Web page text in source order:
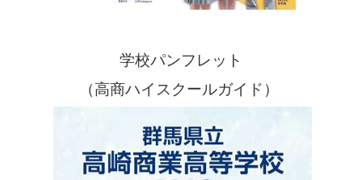
学校パンフレット
（高商ハイスクールガイド）